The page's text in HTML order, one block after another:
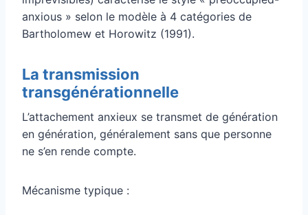
anxious » selon le modèle à 4 catégories de
Bartholomew et Horowitz (1991).
La transmission
transgénérationnelle
L’attachement anxieux se transmet de génération
en génération, généralement sans que personne
ne s’en rende compte.
Mécanisme typique :